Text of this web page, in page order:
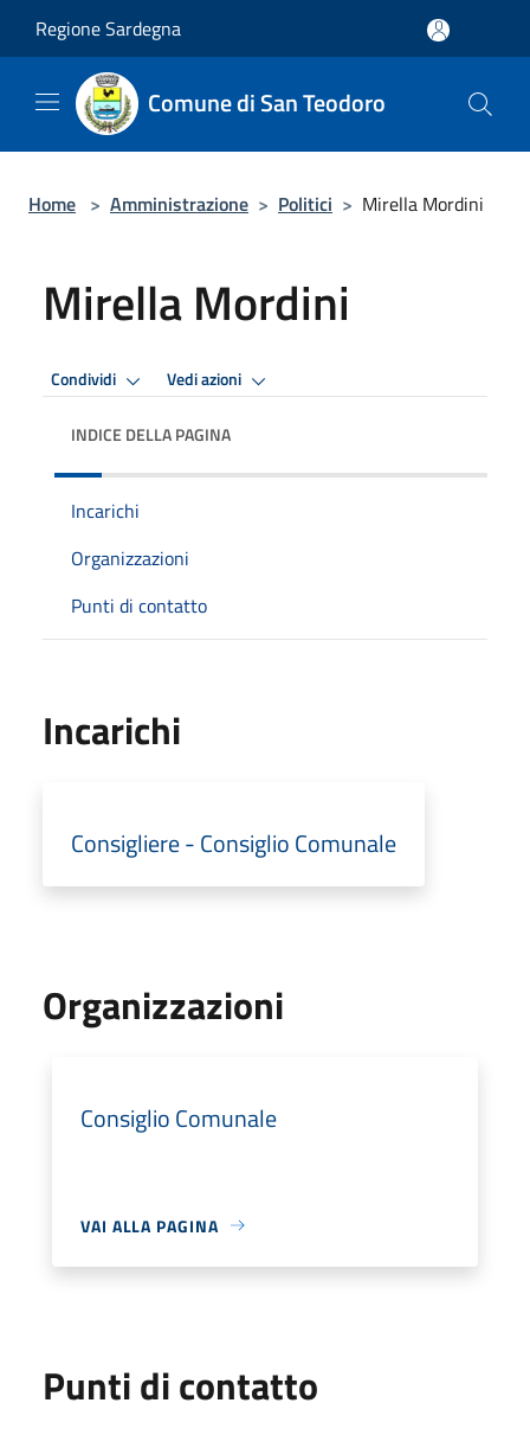
Regione Sardegna
Comune di San Teodoro
Home > Amministrazione > Politici > Mirella Mordini
Mirella Mordini
Condividi Vedi azioni
INDICE DELLA PAGINA
Incarichi
Organizzazioni
Punti di contatto
Incarichi
Consigliere - Consiglio Comunale
Organizzazioni
Consiglio Comunale
VAI ALLA PAGINA
Punti di contatto